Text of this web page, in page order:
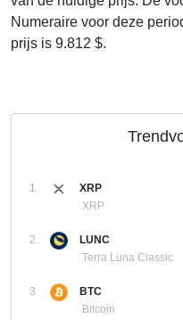
Numeraire voor deze
prijs is 9.812 $.
1.
XRP
XRP
2.
LUNC
Terra Luna Classic
3.
BTC
Bitcoin